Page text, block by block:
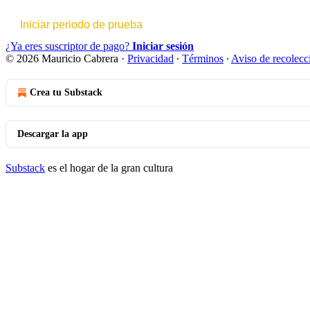
Iniciar periodo de prueba
¿Ya eres suscriptor de pago? Iniciar sesión
© 2026 Mauricio Cabrera · Privacidad ∙ Términos ∙ Aviso de
Crea tu Substack
Descargar la app
Substack es el hogar de la gran cultura